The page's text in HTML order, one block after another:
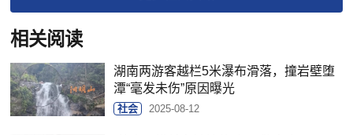
相关阅读
湖南两游客越栏5米瀑布滑落，撞岩壁堕
潭“毫发未伤”原因曝光
社会 2025-08-12